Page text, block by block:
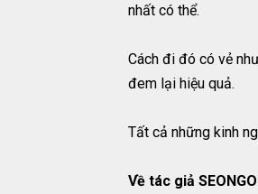
nhất có thể.
Cách đi đó có vẻ
đem lại hiệu quả.
Tất cả những kinh
Về tác giả